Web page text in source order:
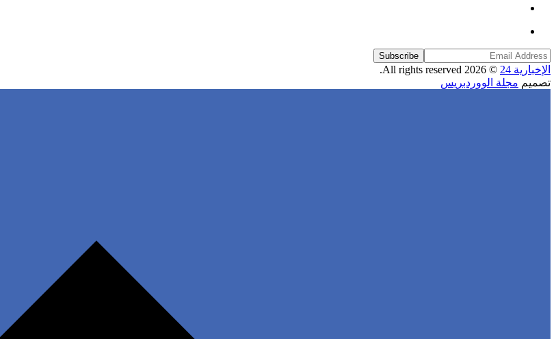
Subscribe
الإخبارية 24
© 2026 All rights reserved.
تصميم مجلة الووردبريس